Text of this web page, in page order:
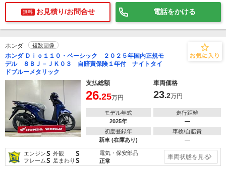
無料 お見積り/お問合せ 電話をかける
ホンダ 複数画像
ホンダ Ｄｉｏ１１０・ベーシック ２０２５年国内正規モ
デル ８ＢＪ－ＪＫ０３ 自賠責保険１年付 ナイトタイ
ドブルーメタリック
支払総額
車両価格
26.25万円 23.2万円
モデル年式
2025年
走行距離
―
初度登録年
新車 (在庫あり)
車検/自賠責
―
エンジンS 外観 S
フレームS 足まわり S
電気・保安部品
正常
車両状態を見る